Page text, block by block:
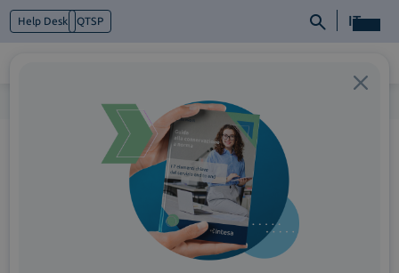
Help Desk QTSP IT
Cosa facciamo
01-1